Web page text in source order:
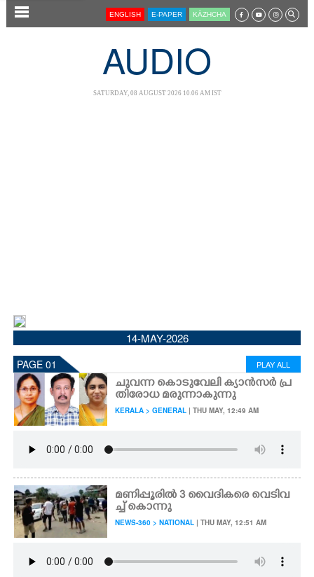
SECTIONS
CINEMA
OPINION
PHOTOS
LIFESTYLE
SPIRITUAL
INFO+
ENGLISH E-PAPER KĀZHCHA
AUDIO
SATURDAY, 08 AUGUST 2026 10.06 AM IST
14-MAY-2026
PAGE 01 PLAY ALL
ചുവന്ന കൊടുവേലി ക്യാൻസർ പ്ര
തിരോധ മരുന്നാകുന്നു
KERALA > GENERAL | THU MAY, 12:49 AM
മണിപ്പൂരിൽ 3 വൈദികരെ ​​വെടിവ
ച്ച് കൊന്നു
NEWS-360 > NATIONAL | THU MAY, 12:51 AM